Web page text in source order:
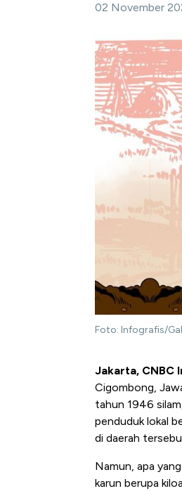
02 November
Foto: Infografis/
Jakarta, CNBC
Cigombong,
tahun 1946
penduduk lokal
di daerah
Namun, apa
karun berupa